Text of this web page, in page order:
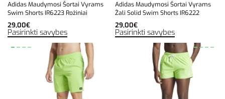
Adidas Maudymosi Šortai Vyrams
Swim Shorts IR6223 Rožiniai
29,00€
Pasirinkti savybes
Adidas Maudymosi Šortai Vyrams
Žali Solid Swim Shorts IR6222
29,00€
Pasirinkti savybes